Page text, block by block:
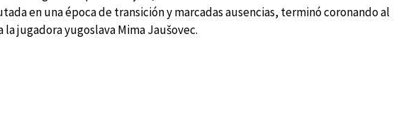
en una época de transición y marcadas ausencias, terminó coronando al
jugadora yugoslava Mima Jaušovec.